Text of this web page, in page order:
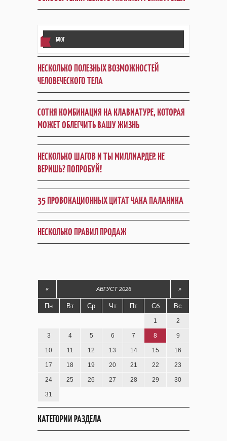
БЛОГ
НЕСКОЛЬКО ПОЛЕЗНЫХ ВОЗМОЖНОСТЕЙ
ЧЕЛОВЕЧЕСКОГО ТЕЛА
СОТНЯ КОМБИНАЦИЯ НА КЛАВИАТУРЕ, КОТОРАЯ
МОЖЕТ ОБЛЕГЧИТЬ ВАШУ ЖИЗНЬ
НЕСКОЛЬКО ШАГОВ И ТЫ МИЛЛИАРДЕР. НЕ
ВЕРИШЬ? ПОПРОБУЙ!
35 ПРОВОКАЦИОННЫХ ЦИТАТ ЧАКА ПАЛАНИКА
НЕСКОЛЬКО ПРАВИЛ ПРОДАЖ
« АВГУСТ 2026 »
Пн Вт Ср Чт Пт Сб Вс
1 2
3 4 5 6 7 8 9
10 11 12 13 14 15 16
17 18 19 20 21 22 23
24 25 26 27 28 29 30
31
КАТЕГОРИИ РАЗДЕЛА